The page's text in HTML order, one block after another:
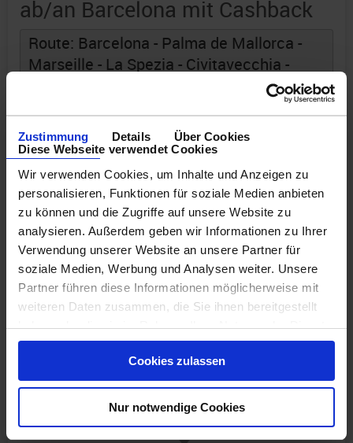
Zustimmung Details
Über Cookies
Diese Webseite verwendet Cookies
Wir verwenden Cookies, um Inhalte und Anzeigen zu
personalisieren, Funktionen für soziale Medien anbieten
zu können und die Zugriffe auf unsere Website zu
analysieren. Außerdem geben wir Informationen zu Ihrer
Verwendung unserer Website an unsere Partner für
soziale Medien, Werbung und Analysen weiter. Unsere
Partner führen diese Informationen möglicherweise mit
weiteren Daten zusammen, die Sie ihnen bereitgestellt
haben oder die sie im Rahmen Ihrer Nutzung der Dienste
gesammelt haben.
Cookies zulassen
Nur notwendige Cookies
ab/an Barcelona mit Cashback
Route: Barcelona - Palma de Mallorca -
Marseille - La Spezia - Civitavecchia -
Rom - Neapel - Seetag - Barcelona
an Bord der »Legend of the Seas«
Günstigster Preis pro Person aus allen Angeboten ab
1.568 €
1 Angebot ansehen ›